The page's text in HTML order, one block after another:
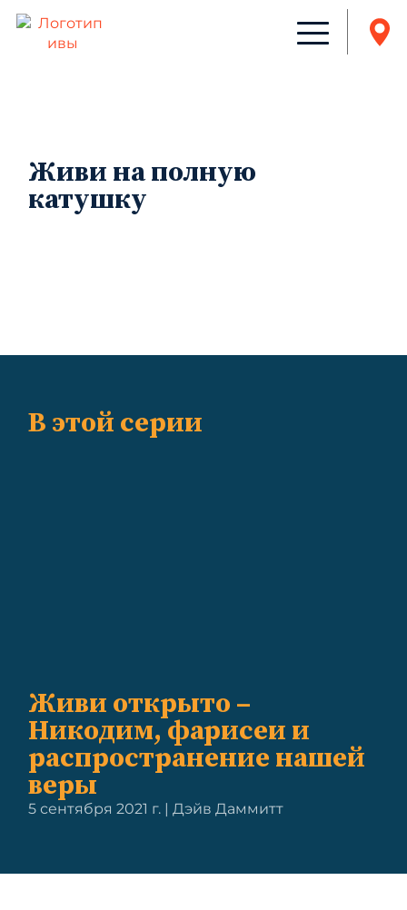
Живи на полную
катушку
В этой серии
Живи открыто –
Никодим, фарисеи и
распространение нашей
веры
5 сентября 2021 г. | Дэйв Даммитт